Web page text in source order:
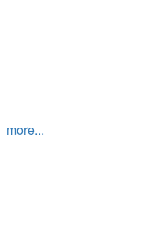
more...